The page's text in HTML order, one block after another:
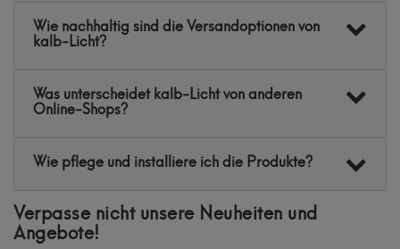
Wie nachhaltig sind die Versandoptionen von
kalb-Licht?
Was unterscheidet kalb-Licht von anderen
Online-Shops?
Wie pflege und installiere ich die Produkte?
Verpasse nicht unsere Neuheiten und
Angebote!